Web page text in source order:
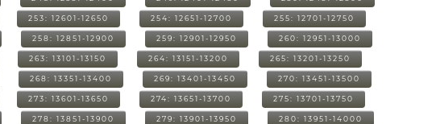
253: 12601-12650 254: 12651-12700 255: 12701-12750
258: 12851-12900 259: 12901-12950 260: 12951-13000
263: 13101-13150 264: 13151-13200 265: 13201-13250
268: 13351-13400 269: 13401-13450 270: 13451-13500
273: 13601-13650 274: 13651-13700 275: 13701-13750
278: 13851-13900 279: 13901-13950 280: 13951-14000